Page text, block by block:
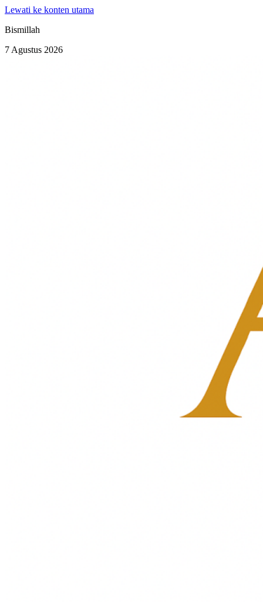
Lewati ke konten utama
Bismillah
7 Agustus 2026